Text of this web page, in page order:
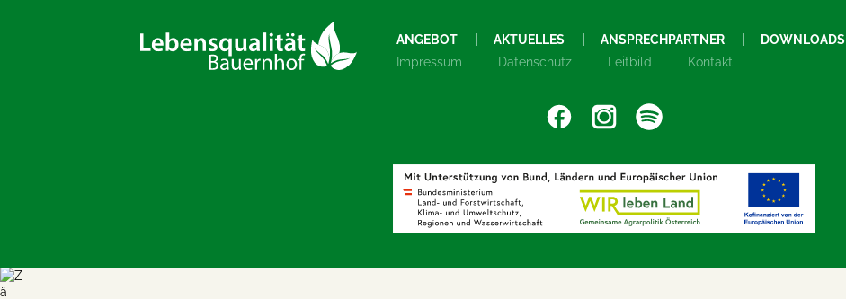
ANGEBOT AKTUELLES ANSPRECHPARTNER
DOWNLOADS
Impressum
Datenschutz Leitbild Kontakt